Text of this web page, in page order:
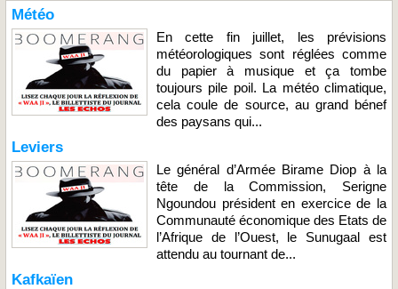
Météo
En cette fin juillet, les prévisions
météorologiques sont réglées comme
du papier à musique et ça tombe
toujours pile poil. La météo climatique,
cela coule de source, au grand bénef
des paysans qui...
Leviers
Le général d’Armée Birame Diop à la
tête de la Commission, Serigne
Ngoundou président en exercice de la
Communauté économique des Etats de
l’Afrique de l’Ouest, le Sunugaal est
attendu au tournant de...
Kafkaïen